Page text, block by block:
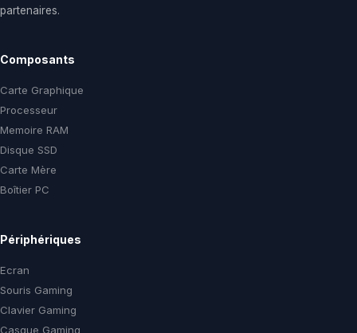
partenaires.
Composants
Carte Graphique
Processeur
Memoire RAM
Disque SSD
Carte Mère
Boîtier PC
Périphériques
Ecran
Souris Gaming
Clavier Gaming
Casque Gaming